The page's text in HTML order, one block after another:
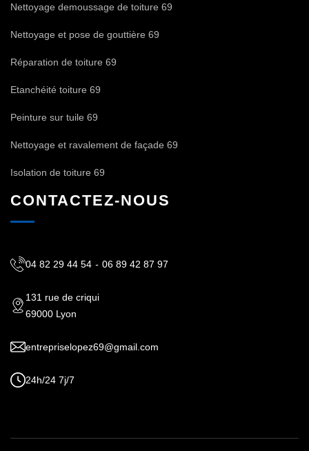
Nettoyage demoussage de toiture 69
Nettoyage et pose de gouttière 69
Réparation de toiture 69
Etanchéité toiture 69
Peinture sur tuile 69
Nettoyage et ravalement de façade 69
Isolation de toiture 69
CONTACTEZ-NOUS
04 82 29 44 54 - 06 89 42 87 97
131 rue de criqui
69000 Lyon
entrepriselopez69@gmail.com
24h/24 7j/7